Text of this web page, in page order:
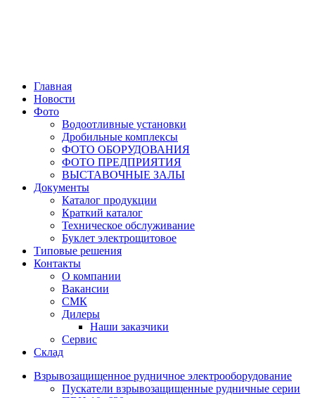
Главная
Новости
Фото
Водоотливные установки
Дробильные комплексы
ФОТО ОБОРУДОВАНИЯ
ФОТО ПРЕДПРИЯТИЯ
ВЫСТАВОЧНЫЕ ЗАЛЫ
Документы
Каталог продукции
Краткий каталог
Техническое обслуживание
Буклет электрощитовое
Типовые решения
Контакты
О компании
Вакансии
СМК
Дилеры
Наши заказчики
Сервис
Склад
Взрывозащищенное рудничное электрооборудование
Пускатели взрывозащищенные рудничные серии